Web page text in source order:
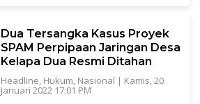
Dua Tersangka Kasus Proyek
SPAM Perpipaan Jaringan Desa
Kelapa Dua Resmi Ditahan
Headline, Hukum, Nasional | Kamis, 20
Januari 2022 17:01 PM